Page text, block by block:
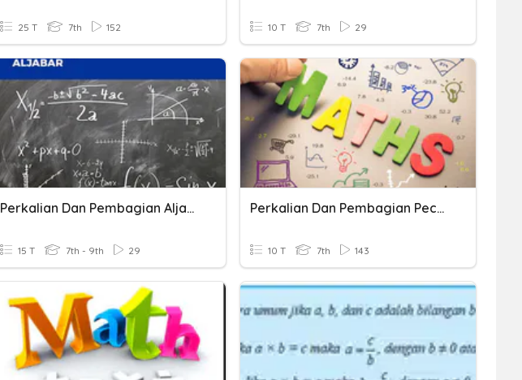
25 T 7th 152 10 T 7th 29
Perkalian Dan Pembagian Aljabar
15 T 7th - 9th 29
Perkalian Dan Pembagian Pecahan
10 T 7th 143